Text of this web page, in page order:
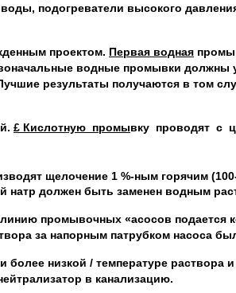
подогреватели высокого
проектом. Первая водная
водные промывки должны
результаты получаются в том
£ Кислотную промывку проводят с
щелочение 1 %-ным горячим
натр должен быть заменен водным
промывочных «асосов подается
за напорным патрубком насоса
низкой / температуре раствора
в канализацию.